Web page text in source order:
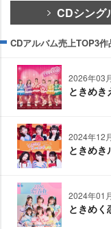
CDシング
CDアルバム売上TOP3作
2026年03
ときめき
2024年12
ときめき
2024年01
ときめく